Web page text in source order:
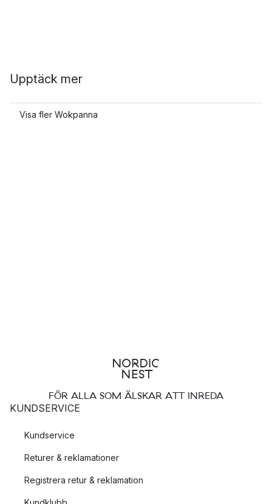
Upptäck mer
Visa fler Wokpanna
FÖR ALLA SOM ÄLSKAR ATT INREDA
KUNDSERVICE
Kundservice
Returer & reklamationer
Registrera retur & reklamation